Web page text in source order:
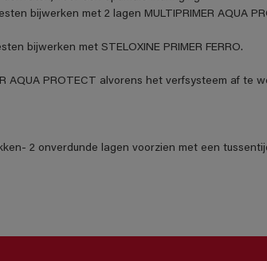
bijwerken met 2 lagen MULTIPRIMER AQUA
bijwerken met STELOXINE PRIMER FERRO.
AQUA PROTECT alvorens het verfsysteem af te
2 onverdunde lagen voorzien met een